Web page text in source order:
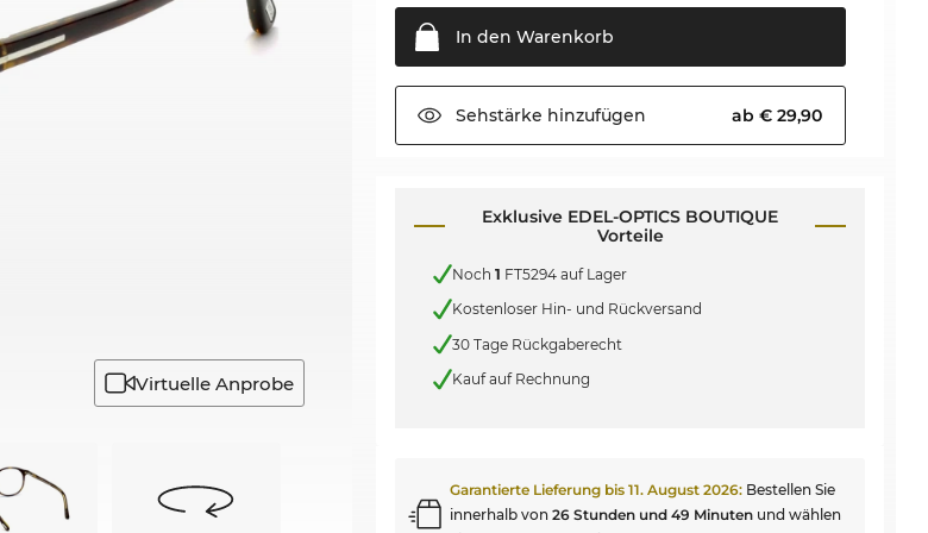
Virtuelle Anprobe
In den Warenkorb
Sehstärke hinzufügen ab € 29,90
Exklusive EDEL-OPTICS BOUTIQUE
Vorteile
Noch1 FT5294 auf Lager
Kostenloser Hin- und Rückversand
30 Tage Rückgaberecht
Kauf auf Rechnung
Garantierte Lieferung bis11. August 2026: Bestellen Sie
innerhalb von26 Stunden und 49 Minuten und wählen